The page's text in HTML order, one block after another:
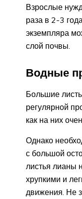
Взрослые
раза в 2-3
экземпляра
слой почвы.
Водные
Большие
регулярной
как на них
Однако
с большой
листья лианы
хрупкими и
движения. Не